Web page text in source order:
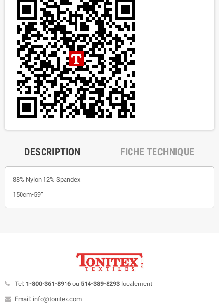
DESCRIPTION FICHE TECHNIQUE
88% Nylon 12% Spandex
150cm•59”
Tel: 1-800-361-8916 ou 514-389-8293 localement
Email: info@tonitex.com